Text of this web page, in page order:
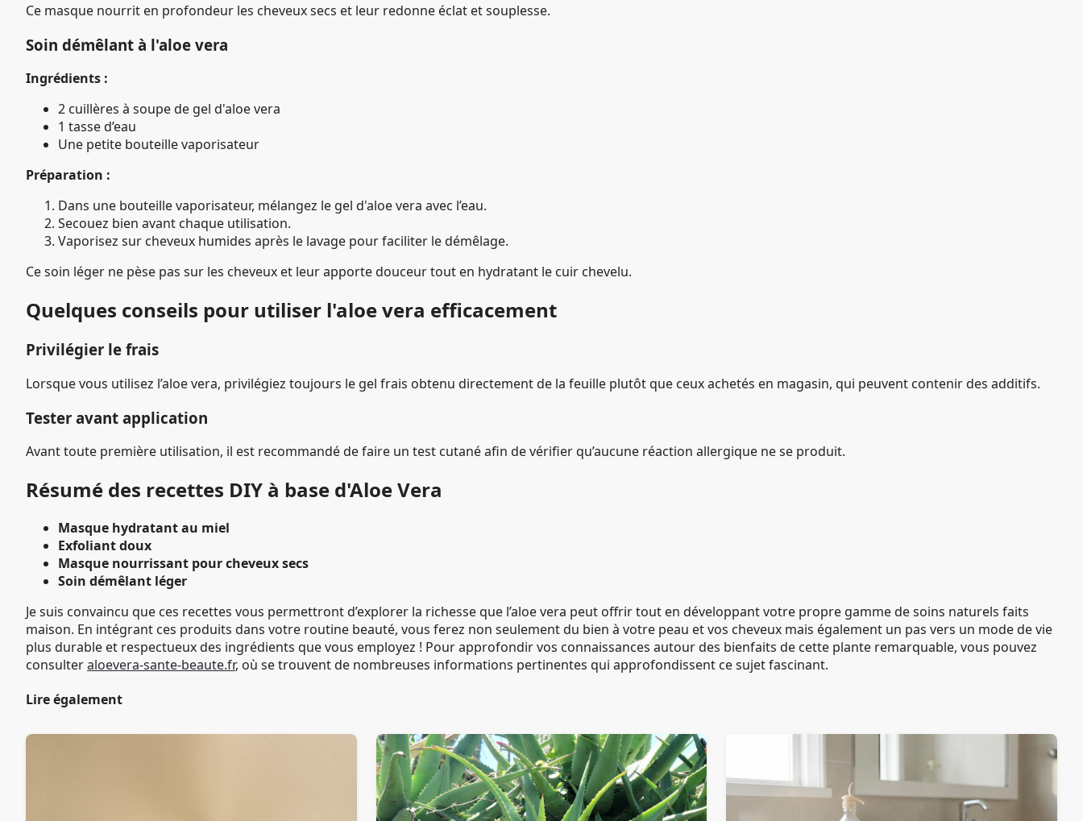
Ce masque nourrit en profondeur les cheveux secs et leur redonne éclat et souplesse.
Soin démêlant à l'aloe vera
Ingrédients :
2 cuillères à soupe de gel d'aloe vera
1 tasse d’eau
Une petite bouteille vaporisateur
Préparation :
Dans une bouteille vaporisateur, mélangez le gel d'aloe vera avec l’eau.
Secouez bien avant chaque utilisation.
Vaporisez sur cheveux humides après le lavage pour faciliter le démêlage.
Ce soin léger ne pèse pas sur les cheveux et leur apporte douceur tout en hydratant le cuir chevelu.
Quelques conseils pour utiliser l'aloe vera efficacement
Privilégier le frais
Lorsque vous utilisez l’aloe vera, privilégiez toujours le gel frais obtenu directement de la feuille plutôt que ceux achetés en magasin, qui peuvent contenir des additifs.
Tester avant application
Avant toute première utilisation, il est recommandé de faire un test cutané afin de vérifier qu’aucune réaction allergique ne se produit.
Résumé des recettes DIY à base d'Aloe Vera
Masque hydratant au miel
Exfoliant doux
Masque nourrissant pour cheveux secs
Soin démêlant léger
Je suis convaincu que ces recettes vous permettront d’explorer la richesse que l’aloe vera peut offrir tout en développant votre propre gamme de soins naturels faits
maison. En intégrant ces produits dans votre routine beauté, vous ferez non seulement du bien à votre peau et vos cheveux mais également un pas vers un mode de vie
plus durable et respectueux des ingrédients que vous employez ! Pour approfondir vos connaissances autour des bienfaits de cette plante remarquable, vous pouvez
consulteraloevera-sante-beaute.fr, où se trouvent de nombreuses informations pertinentes qui approfondissent ce sujet fascinant.
Lire également